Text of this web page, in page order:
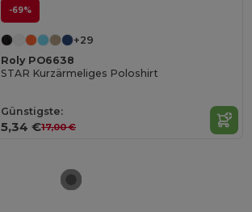
-69%
+29
Roly PO6638
STAR Kurzärmeliges Poloshirt
Günstigste:
5,34 €17,00 €